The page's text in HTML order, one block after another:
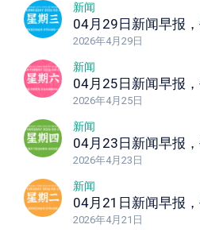
新闻
2026年4月29日
新闻
2026年4月25日
新闻
2026年4月23日
新闻
2026年4月21日